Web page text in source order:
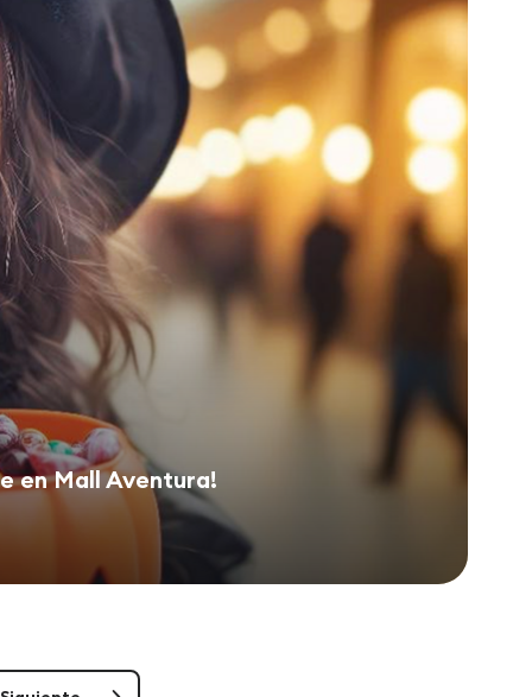
en Mall Aventura!